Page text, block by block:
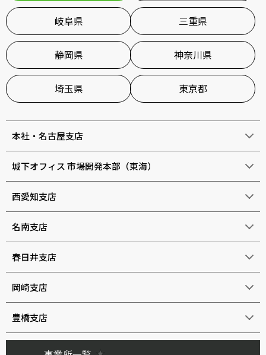
岐阜県 三重県
静岡県 神奈川県
埼玉県 東京都
本社・名古屋支店
城下オフィス 市場開発本部（東海）
西愛知支店
名南支店
春日井支店
岡崎支店
豊橋支店
岐阜支店